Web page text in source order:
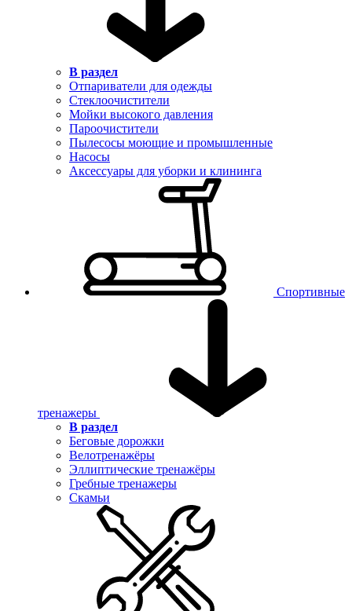
В раздел
Отпариватели для одежды
Стеклоочистители
Мойки высокого давления
Пароочистители
Пылесосы моющие и промышленные
Насосы
Аксессуары для уборки и клининга
Спортивные
тренажеры
В раздел
Беговые дорожки
Велотренажёры
Эллиптические тренажёры
Гребные тренажеры
Скамьи